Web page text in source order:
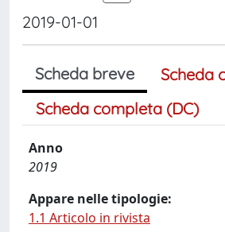
2019-01-01
Scheda breve
Scheda
Scheda completa (DC)
Anno
2019
Appare nelle tipologie:
1.1 Articolo in rivista